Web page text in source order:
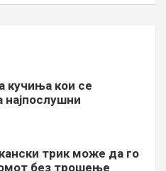
кучиња кои се
најпослушни
трик може да го
без трошење